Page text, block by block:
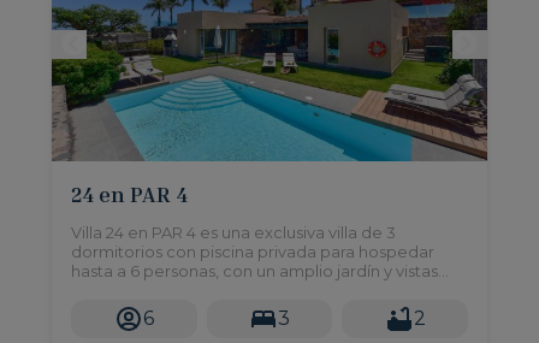
24 en PAR 4
Villa 24 en PAR 4 es una exclusiva villa de 3
dormitorios con piscina privada para hospedar
hasta a 6 personas, con un amplio jardín y vistas
remanso de paz y desconexión!
6 3 2